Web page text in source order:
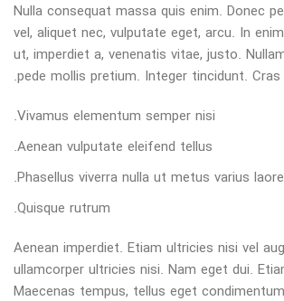
Nulla consequat massa quis enim. Donec
vel, aliquet nec, vulputate eget, arcu. In
ut, imperdiet a, venenatis vitae, justo.
pede mollis pretium. Integer tincidunt. Cras
Vivamus elementum semper nisi.
Aenean vulputate eleifend tellus.
Phasellus viverra nulla ut metus varius
Quisque rutrum.
Aenean imperdiet. Etiam ultricies nisi vel
ullamcorper ultricies nisi. Nam eget dui.
Maecenas tempus, tellus eget